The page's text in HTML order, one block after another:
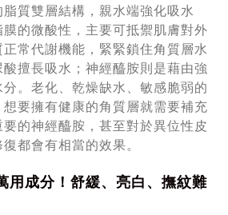
質雙層結構，親水端強化吸水
的微酸性，主要可抵禦肌膚對外
常代謝機能，緊緊鎖住角質層水
擅長吸水；神經醯胺則是藉由強
。老化、乾燥缺水、敏感脆弱的
要擁有健康的角質層就需要補充
的神經醯胺，甚至對於異位性皮
都會有相當的效果。
用成分！舒緩、亮白、撫紋難